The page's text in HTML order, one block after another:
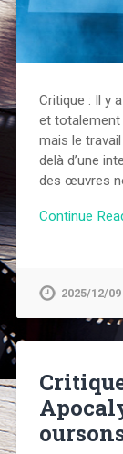
Critique : Il y
et totalement
mais le
delà d’une
des œuvres
Continue
2025/12/09